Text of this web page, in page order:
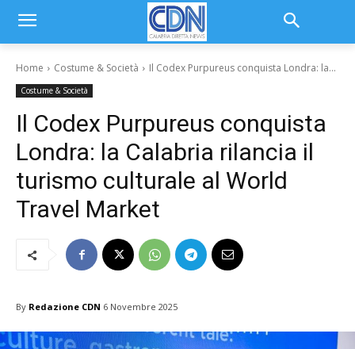
Home Costume & Società Il Codex Purpureus conquista Londra: la...
Costume & Società
Il Codex Purpureus conquista
Londra: la Calabria rilancia il
turismo culturale al World
Travel Market
By Redazione CDN 6 Novembre 2025